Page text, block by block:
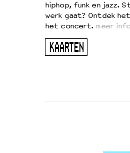
hiphop, funk en jazz.
werk gaat? Ontdek
het concert. meer
KAARTEN